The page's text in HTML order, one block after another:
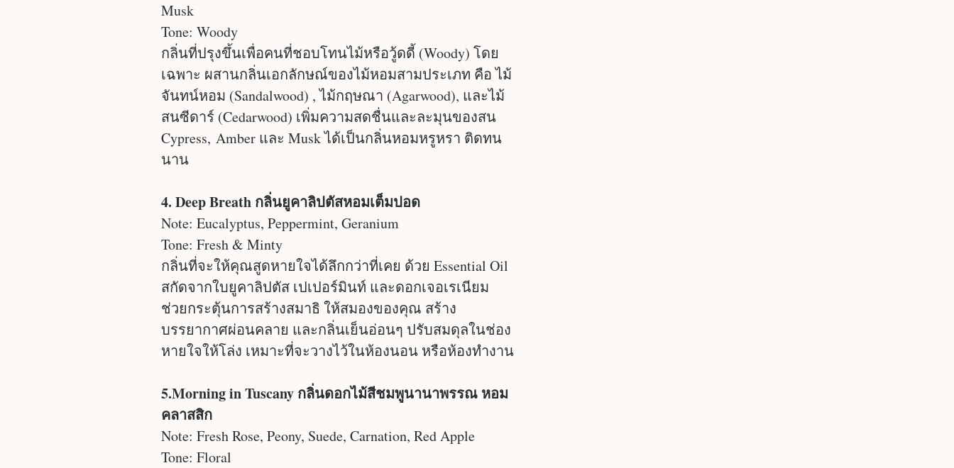
Musk
Tone: Woody
กลิ่นที่ปรุงขึ้นเพื่อคนที่ชอบโทนไม้หรือวู้ดดี้ (Woody) โดย
เฉพาะ ผสานกลิ่นเอกลักษณ์ของไม้หอมสามประเภท คือ ไม้
จันทน์หอม (Sandalwood) , ไม้กฤษณา (Agarwood), และไม้
สนซีดาร์ (Cedarwood) เพิ่มความสดชื่นและละมุนของสน
Cypress, Amber และ Musk ได้เป็นกลิ่นหอมหรูหรา ติดทน
นาน
4. Deep Breath กลิ่นยูคาลิปตัสหอมเต็มปอด
Note: Eucalyptus, Peppermint, Geranium
Tone: Fresh & Minty
กลิ่นที่จะให้คุณสูดหายใจได้ลึกกว่าที่เคย ด้วย Essential Oil
สกัดจากใบยูคาลิปตัส เปเปอร์มินท์ และดอกเจอเรเนียม
ช่วยกระตุ้นการสร้างสมาธิ ให้สมองของคุณ สร้าง
บรรยากาศผ่อนคลาย และกลิ่นเย็นอ่อนๆ ปรับสมดุลในช่อง
หายใจให้โล่ง เหมาะที่จะวางไว้ในห้องนอน หรือห้องทำงาน
5.Morning in Tuscany กลิ่นดอกไม้สีชมพูนานาพรรณ หอม
คลาสสิก
Note: Fresh Rose, Peony, Suede, Carnation, Red Apple
Tone: Floral